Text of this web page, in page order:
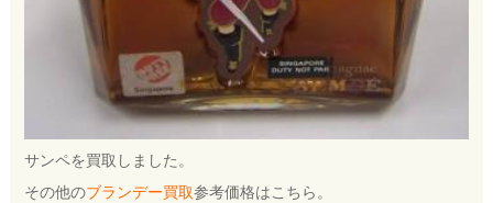
サンペを買取しました。
その他のブランデー買取参考価格はこちら。